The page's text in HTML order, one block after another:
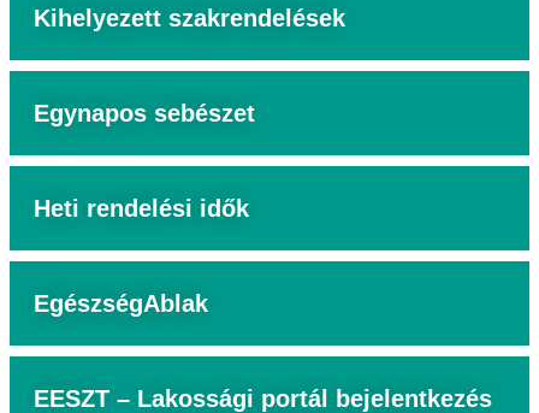
Kihelyezett szakrendelések
Egynapos sebészet
Heti rendelési idők
EgészségAblak
EESZT – Lakossági portál bejelentkezés